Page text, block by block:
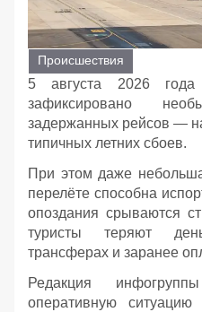
Происшествия
5 августа 2026
зафиксировано
задержанных рейсов —
типичных летних сбоев.
При этом даже
перелёте способна
опоздания срываются
туристы теряют
трансферах и заранее
Редакция
оперативную